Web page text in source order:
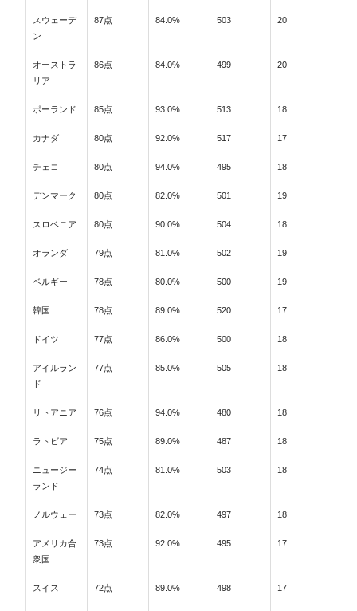
スウェーデ
ン
87点 84.0% 503 20
オーストラ
リア
86点 84.0% 499 20
ポーランド 85点 93.0% 513 18
カナダ 80点 92.0% 517 17
チェコ 80点 94.0% 495 18
デンマーク 80点 82.0% 501 19
スロベニア 80点 90.0% 504 18
オランダ 79点 81.0% 502 19
ベルギー 78点 80.0% 500 19
韓国 78点 89.0% 520 17
ドイツ 77点 86.0% 500 18
アイルラン
ド
77点 85.0% 505 18
リトアニア 76点 94.0% 480 18
ラトビア 75点 89.0% 487 18
ニュージー
ランド
74点 81.0% 503 18
ノルウェー 73点 82.0% 497 18
アメリカ合
衆国
73点 92.0% 495 17
スイス 72点 89.0% 498 17